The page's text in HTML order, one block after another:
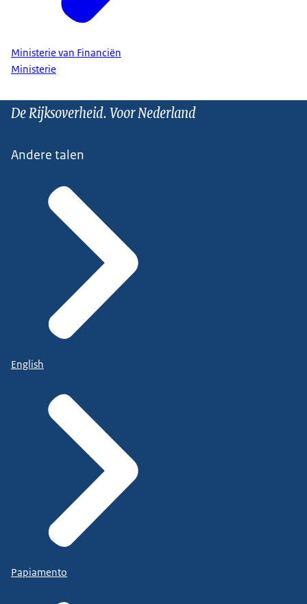
Ministerie van Financiën
Ministerie
De Rijksoverheid. Voor Nederland
Andere talen
English
Papiamento